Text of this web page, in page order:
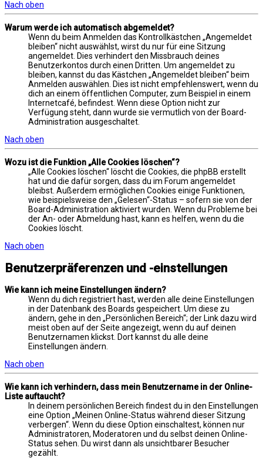
Nach oben
Warum werde ich automatisch abgemeldet?
Wenn du beim Anmelden das Kontrollkästchen „Angemeldet
bleiben“ nicht auswählst, wirst du nur für eine Sitzung
angemeldet. Dies verhindert den Missbrauch deines
Benutzerkontos durch einen Dritten. Um angemeldet zu
bleiben, kannst du das Kästchen „Angemeldet bleiben“ beim
Anmelden auswählen. Dies ist nicht empfehlenswert, wenn du
dich an einem öffentlichen Computer, zum Beispiel in einem
Internetcafé, befindest. Wenn diese Option nicht zur
Verfügung steht, dann wurde sie vermutlich von der Board-
Administration ausgeschaltet.
Nach oben
Wozu ist die Funktion „Alle Cookies löschen“?
„Alle Cookies löschen“ löscht die Cookies, die phpBB erstellt
hat und die dafür sorgen, dass du im Forum angemeldet
bleibst. Außerdem ermöglichen Cookies einige Funktionen,
wie beispielsweise den „Gelesen“-Status – sofern sie von der
Board-Administration aktiviert wurden. Wenn du Probleme bei
der An- oder Abmeldung hast, kann es helfen, wenn du die
Cookies löscht.
Nach oben
Benutzerpräferenzen und -einstellungen
Wie kann ich meine Einstellungen ändern?
Wenn du dich registriert hast, werden alle deine Einstellungen
in der Datenbank des Boards gespeichert. Um diese zu
ändern, gehe in den „Persönlichen Bereich“; der Link dazu wird
meist oben auf der Seite angezeigt, wenn du auf deinen
Benutzernamen klickst. Dort kannst du alle deine
Einstellungen ändern.
Nach oben
Wie kann ich verhindern, dass mein Benutzername in der Online-
Liste auftaucht?
In deinem persönlichen Bereich findest du in den Einstellungen
eine Option „Meinen Online-Status während dieser Sitzung
verbergen“. Wenn du diese Option einschaltest, können nur
Administratoren, Moderatoren und du selbst deinen Online-
Status sehen. Du wirst dann als unsichtbarer Besucher
gezählt.